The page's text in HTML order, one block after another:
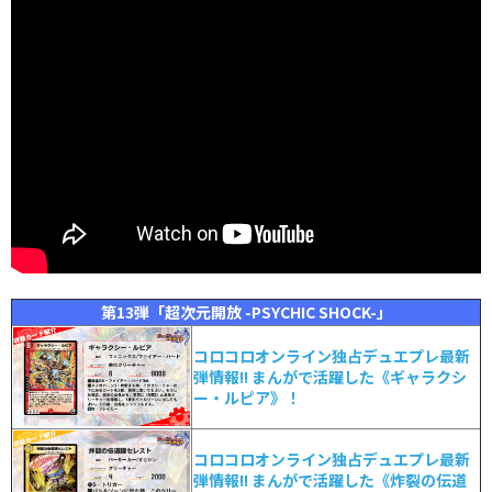
第13弾「超次元開放 -PSYCHIC SHOCK-」
コロコロオンライン独占デュエプレ最新
弾情報!! まんがで活躍した《ギャラクシ
ー・ルピア》！
コロコロオンライン独占デュエプレ最新
弾情報!! まんがで活躍した《炸裂の伝道